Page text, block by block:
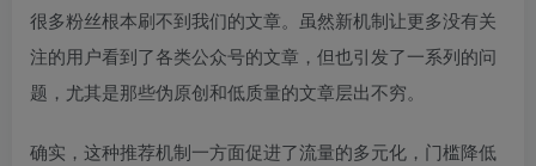
很多粉丝根本刷不到我们的文章。虽然新机制让更多没有关
注的用户看到了各类公众号的文章，但也引发了一系列的问
题，尤其是那些伪原创和低质量的文章层出不穷。
确实，这种推荐机制一方面促进了流量的多元化，门槛降低